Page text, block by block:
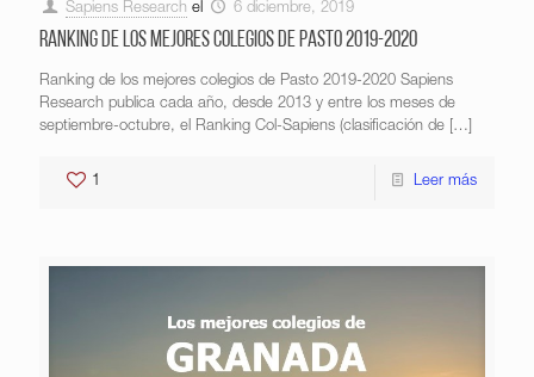
Sapiens Research el 6 diciembre, 2019
Ranking de los mejores colegios de Pasto 2019-2020
Ranking de los mejores colegios de Pasto 2019-2020 Sapiens
Research publica cada año, desde 2013 y entre los meses de
septiembre-octubre, el Ranking Col-Sapiens (clasificación de […]
1 Leer más